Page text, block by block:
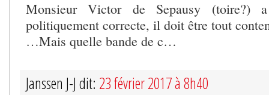
Monsieur Victor de Sepausy (toire?)
politiquement correcte, il doit être tout
…Mais quelle bande de c…
Janssen J-J dit: 23 février 2017 à 8h40